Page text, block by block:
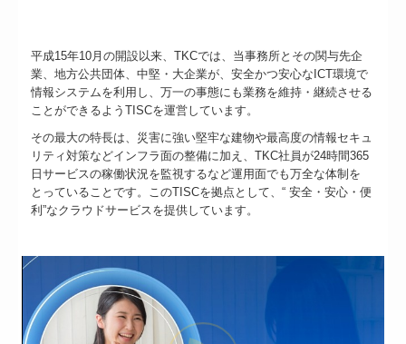
平成15年10月の開設以来、TKCでは、当事務所とその関与先企
業、地方公共団体、中堅・大企業が、安全かつ安心なICT環境で
情報システムを利用し、万一の事態にも業務を維持・継続させる
ことができるようTISCを運営しています。
その最大の特長は、災害に強い堅牢な建物や最高度の情報セキュ
リティ対策などインフラ面の整備に加え、TKC社員が24時間365
日サービスの稼働状況を監視するなど運用面でも万全な体制を
とっていることです。このTISCを拠点として、“ 安全・安心・便
利”なクラウドサービスを提供しています。